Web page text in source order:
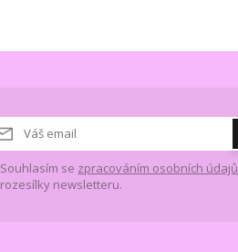
Souhlasím se zpracováním osobních údajů
rozesílky newsletteru.